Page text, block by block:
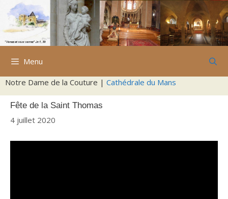
Aller
contenu
Menu
Notre Dame de la Couture | Cathédrale du Mans
Fête de la Saint Thomas
4 juillet 2020